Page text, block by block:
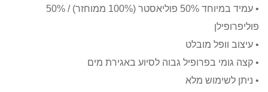
• עמיד במיוחד 50% פוליאסטר (100% ממוחזר) / 50%
פוליפרופילן
• עיצוב וופל מובלט
• קצה גומי בפרופיל גבוה לסיוע באגירת מים
• ניתן לשימוש מלא